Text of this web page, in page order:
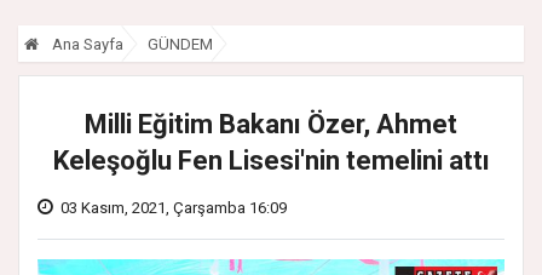
Ana Sayfa GÜNDEM
Milli Eğitim Bakanı Özer, Ahmet
Keleşoğlu Fen Lisesi'nin temelini attı
03 Kasım, 2021, Çarşamba 16:09